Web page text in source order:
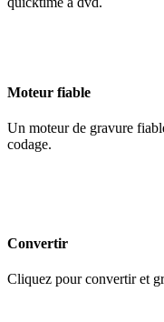
Moteur fiable
Un moteur de gravure
codage.
Convertir
Cliquez pour convertir et